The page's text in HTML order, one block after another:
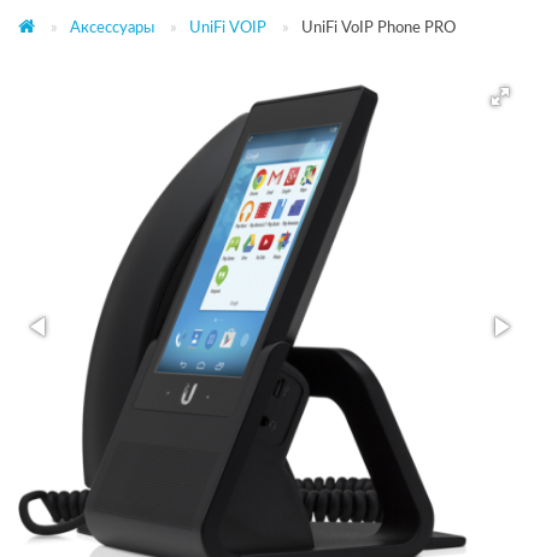
Аксессуары UniFi VOIP UniFi VoIP Phone PRO